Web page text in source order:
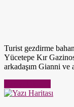
Turist gezdirme
Yücetepe Kır
arkadaşım Gianni ve